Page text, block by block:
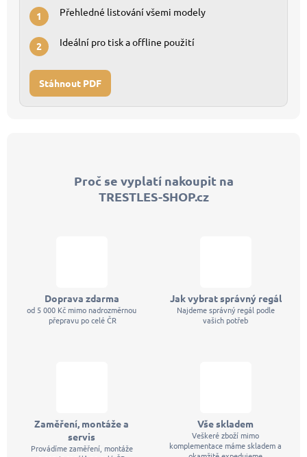
1 Přehledné listování všemi modely
2 Ideální pro tisk a offline použití
Stáhnout PDF
Proč se vyplatí nakoupit na
TRESTLES-SHOP.cz
Doprava zdarma
od 5 000 Kč mimo nadrozměrnou
přepravu po celé ČR
Jak vybrat správný regál
Najdeme správný regál podle
vašich potřeb
Zaměření, montáže a
servis
Provádíme zaměření, montáže
Vše skladem
Veškeré zboží mimo
komplementace máme skladem a